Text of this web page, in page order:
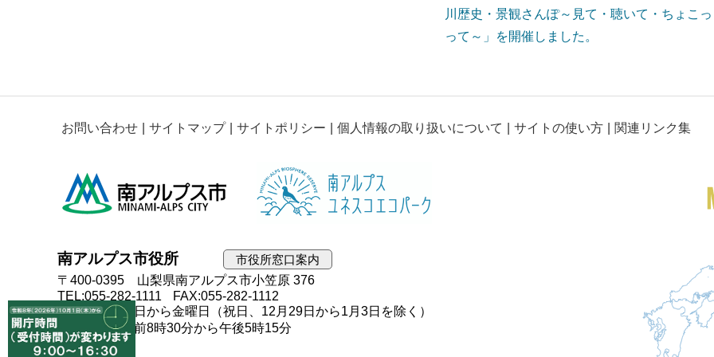
川歴史・景観さんぽ～見て・聴いて・ちょこ
って～」を開催しました。
お問い合わせ サイトマップ サイトポリシー 個人情報の取り扱いについて サイトの使い方 関連リンク集
南アルプス市役所
市役所窓口案内
〒400-0395 山梨県南アルプス市小笠原 376
TEL:055-282-1111
FAX:055-282-1112
開庁日：月曜日から金曜日（祝日、12月29日から1月3日を除く）
開庁時間：午前8時30分から午後5時15分